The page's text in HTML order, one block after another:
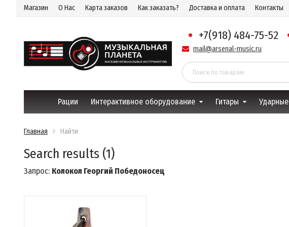
Магазин О Нас Карта заказов Как заказать? Доставка и оплата Контакты
+7(918) 484-75-52
mail@arsenal-music.ru
Рации Интерактивное оборудование Гитары Ударные
Главная Найти
Search results (1)
Запрос: Колокол Георгий Победоносец